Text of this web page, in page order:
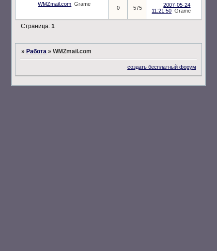
WMZmail.com Grame
0 575
2007-05-24
11:21:50 Grame
Страница:1
» Работа »WMZmail.com
создать бесплатный форум